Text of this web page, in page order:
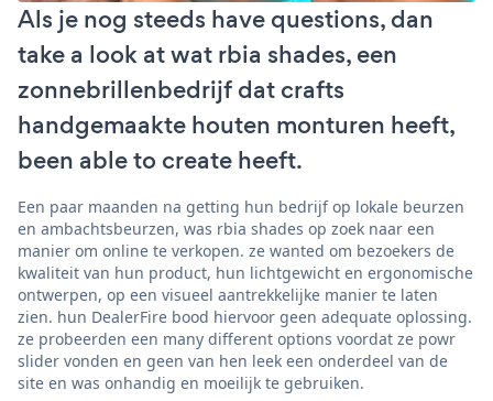
Als je nog steeds have questions, dan
take a look at wat rbia shades, een
zonnebrillenbedrijf dat crafts
handgemaakte houten monturen heeft,
been able to create heeft.
Een paar maanden na getting hun bedrijf op lokale beurzen
en ambachtsbeurzen, was rbia shades op zoek naar een
manier om online te verkopen. ze wanted om bezoekers de
kwaliteit van hun product, hun lichtgewicht en ergonomische
ontwerpen, op een visueel aantrekkelijke manier te laten
zien. hun DealerFire bood hiervoor geen adequate oplossing.
ze probeerden een many different options voordat ze powr
slider vonden en geen van hen leek een onderdeel van de
site en was onhandig en moeilijk te gebruiken.